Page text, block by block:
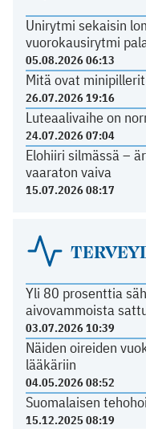
Unirytmi sekaisin
vuorokausirytmi
05.08.2026 06:13
Mitä ovat
26.07.2026 19:16
Luteaalivaihe on
24.07.2026 07:04
Elohiiri silmässä –
vaaraton vaiva
15.07.2026 08:17
Yli 80 prosenttia
aivovammoista
03.07.2026 10:39
Näiden oireiden
lääkäriin
04.05.2026 08:52
Suomalaisen
15.12.2025 08:19